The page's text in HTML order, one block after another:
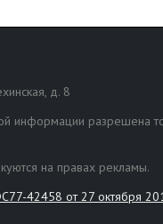
д. 8
информации разрешена
на правах рекламы.
42458 от 27 октября